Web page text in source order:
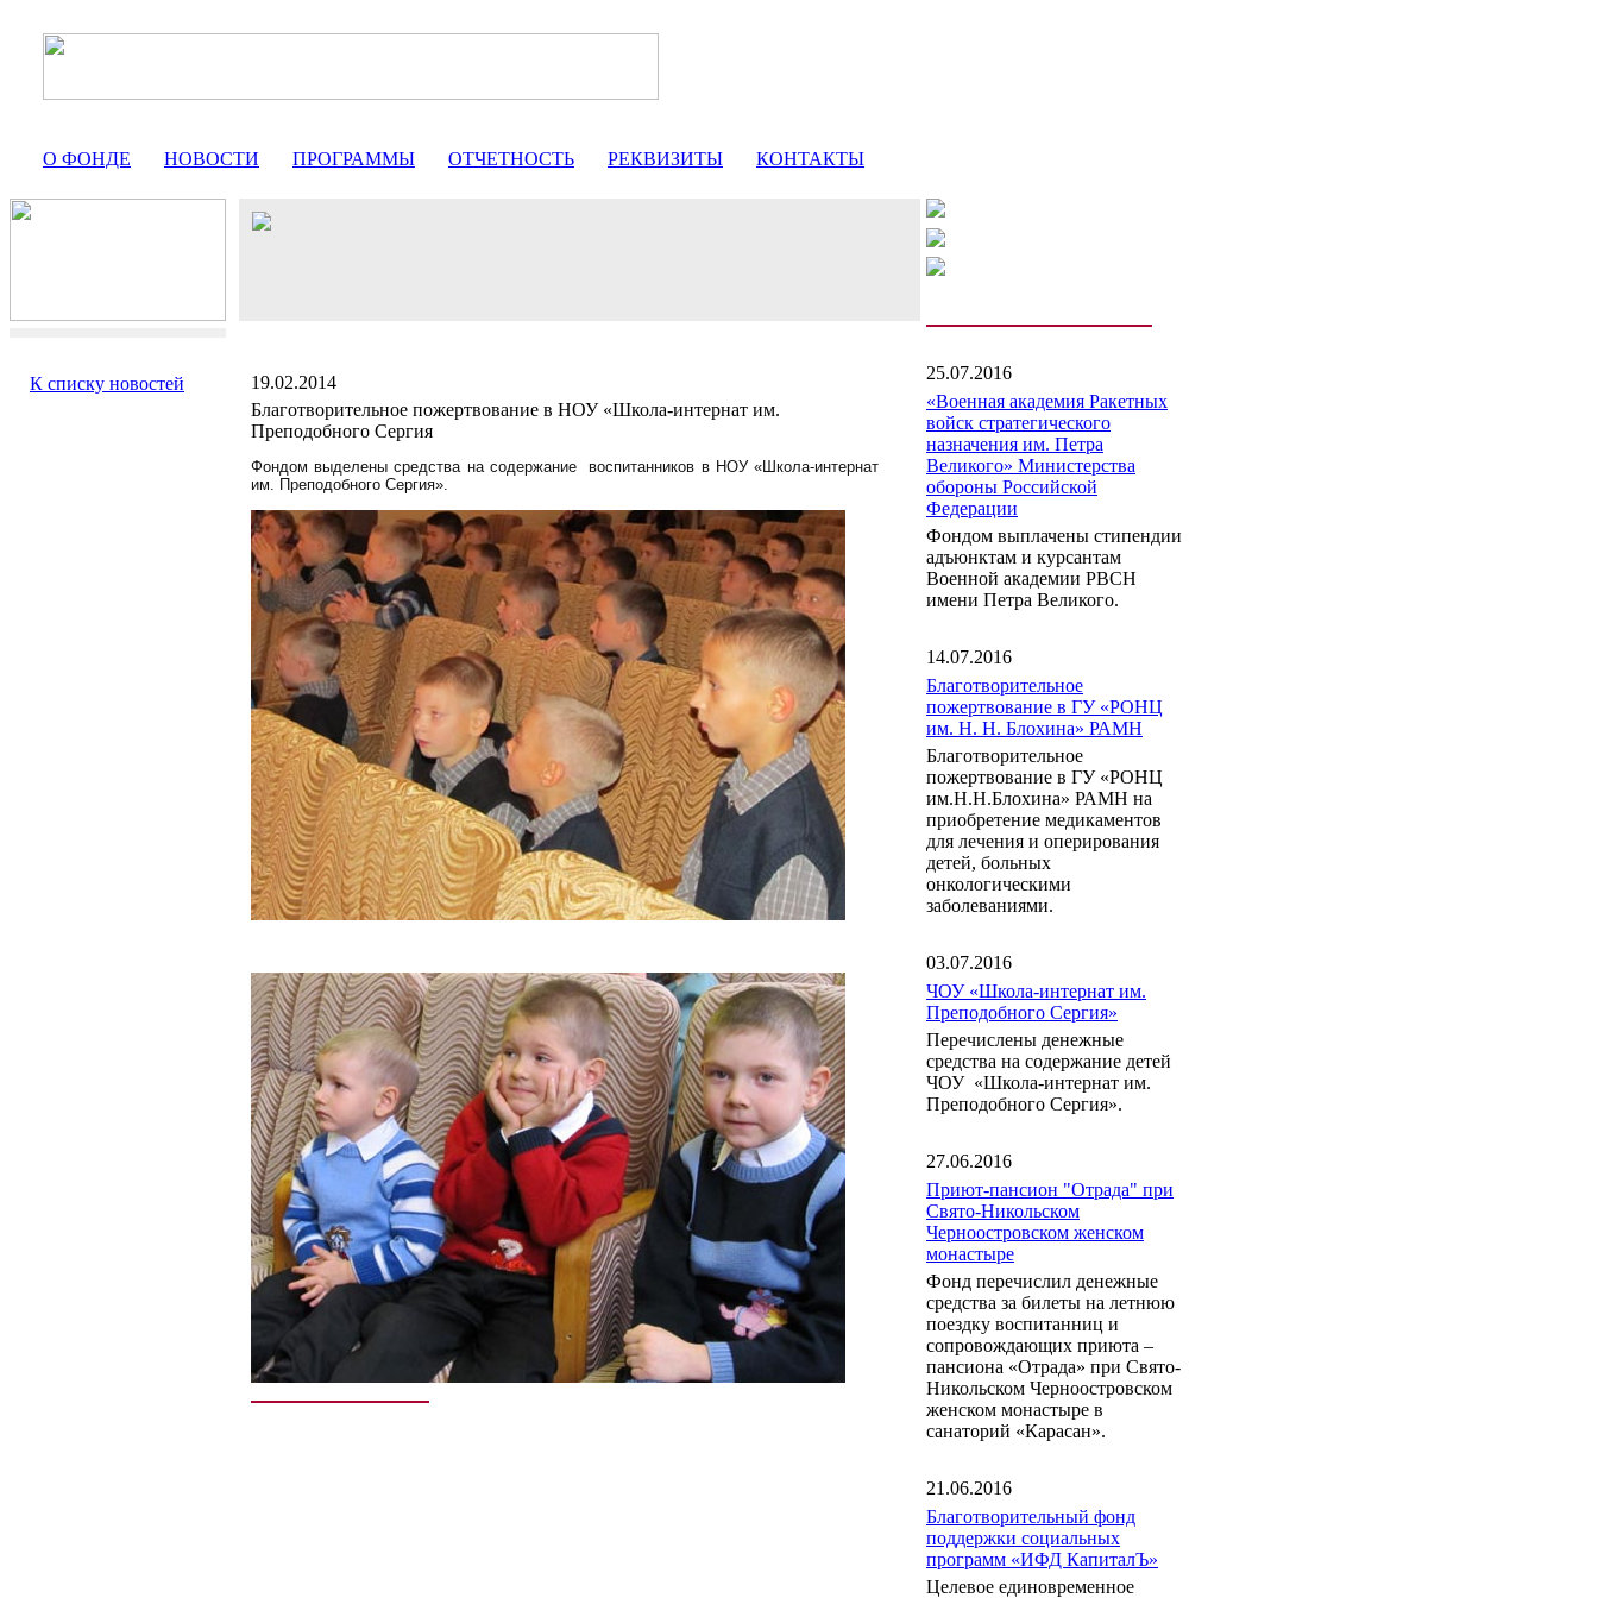
О ФОНДЕ НОВОСТИ ПРОГРАММЫ ОТЧЕТНОСТЬ РЕКВИЗИТЫ КОНТАКТЫ
К списку новостей
19.02.2014
Благотворительное пожертвование в НОУ «Школа-интернат им.
Преподобного Сергия
Фондом выделены средства на содержание
воспитанников в НОУ «Школа-интернат
им. Преподобного Сергия».
25.07.2016
«Военная академия Ракетных
войск стратегического
назначения им. Петра
Великого» Министерства
обороны Российской
Федерации
Фондом выплачены стипендии
адъюнктам и курсантам
Военной академии РВСН
имени Петра Великого.
14.07.2016
Благотворительное
пожертвование в ГУ «РОНЦ
им. Н. Н. Блохина» РАМН
Благотворительное
пожертвование в ГУ «РОНЦ
им.Н.Н.Блохина» РАМН на
приобретение медикаментов
для лечения и оперирования
детей, больных
онкологическими
заболеваниями.
03.07.2016
ЧОУ «Школа-интернат им.
Преподобного Сергия»
Перечислены денежные
средства на содержание детей
ЧОУ «Школа-интернат им.
Преподобного Сергия».
27.06.2016
Приют-пансион "Отрада" при
Свято-Никольском
Черноостровском женском
монастыре
Фонд перечислил денежные
средства за билеты на летнюю
поездку воспитанниц и
сопровождающих приюта –
пансиона «Отрада» при Свято-
Никольском Черноостровском
женском монастыре в
санаторий «Карасан».
21.06.2016
Благотворительный фонд
поддержки социальных
программ «ИФД КапиталЪ»
Целевое единовременное